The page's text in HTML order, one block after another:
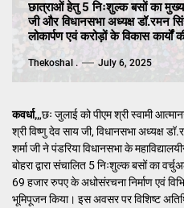
छात्राओं हेतु 5 निःशुल्क बसों का
जी और विधानसभा अध्यक्ष डॉ.रमन
लोकार्पण एवं करोड़ों के विकास कार्यों
Thekoshal . July 6, 2025
कवर्धा,,,छः जुलाई को पीएम श्री स्वामी
श्री विष्णु देव साय जी, विधानसभा अध्यक्ष
शर्मा जी ने पंडरिया विधानसभा के
बोहरा द्वारा संचालित 5 निःशुल्क बसों का
69 हजार रुपए के अधोसंरचना निर्माण एवं
भूमिपूजन किया। इस अवसर पर विशिष्ट